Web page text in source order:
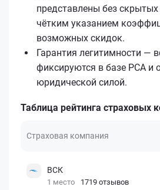
представлены без
чётким указанием
возможных скидок.
Гарантия легитимности —
фиксируются в базе РСА и
юридической силой.
Таблица рейтинга страховых
Страховая компания
ВСК
1 место 1719 отзывов